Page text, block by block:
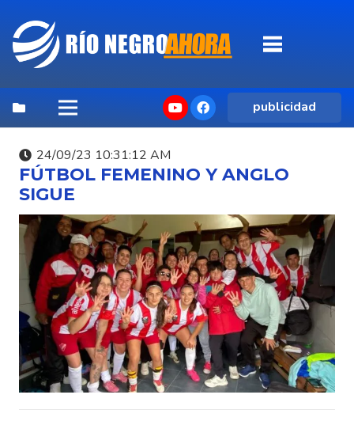
publicidad
24/09/23 10:31:12 AM
FÚTBOL FEMENINO Y ANGLO
SIGUE